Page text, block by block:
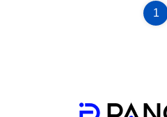
1